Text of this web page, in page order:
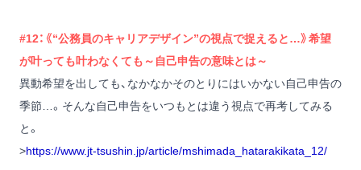
#12：《“公務員のキャリアデザイン”の視点で捉えると…》希望
が叶っても叶わなくても～自己申告の意味とは～
異動希望を出しても、なかなかそのとりにはいかない自己申告の
季節…。そんな自己申告をいつもとは違う視点で再考してみる
と。
>https://www.jt-tsushin.jp/article/mshimada_hatarakikata_12/